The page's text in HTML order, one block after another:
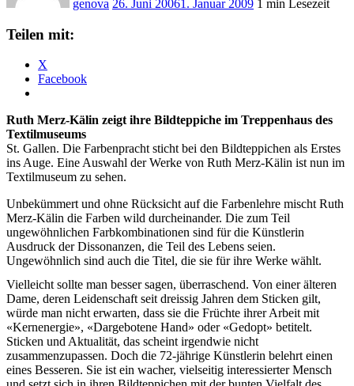
genova 26. Juni 20061. Januar 2009 1 min Lesezeit
Teilen mit:
X
Facebook
Ruth Merz-Kälin zeigt ihre Bildteppiche im Treppenhaus des
Textilmuseums
St. Gallen. Die Farbenpracht sticht bei den Bildteppichen als Erstes
ins Auge. Eine Auswahl der Werke von Ruth Merz-Kälin ist nun im
Textilmuseum zu sehen.
Unbekümmert und ohne Rücksicht auf die Farbenlehre mischt Ruth
Merz-Kälin die Farben wild durcheinander. Die zum Teil
ungewöhnlichen Farbkombinationen sind für die Künstlerin
Ausdruck der Dissonanzen, die Teil des Lebens seien.
Ungewöhnlich sind auch die Titel, die sie für ihre Werke wählt.
Vielleicht sollte man besser sagen, überraschend. Von einer älteren
Dame, deren Leidenschaft seit dreissig Jahren dem Sticken gilt,
würde man nicht erwarten, dass sie die Früchte ihrer Arbeit mit
«Kernenergie», «Dargebotene Hand» oder «Gedopt» betitelt.
Sticken und Aktualität, das scheint irgendwie nicht
zusammenzupassen. Doch die 72-jährige Künstlerin belehrt einen
eines Besseren. Sie ist ein wacher, vielseitig interessierter Mensch